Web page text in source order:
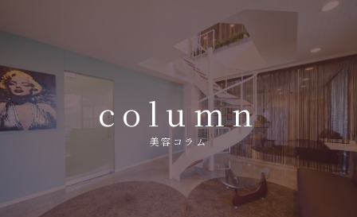
- Home
- 施術メニュー
- メディカルコスメ
- クリニック紹介
column
美容コラム